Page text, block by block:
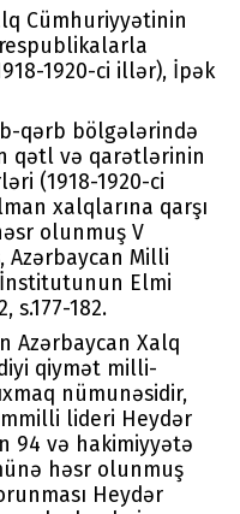
Cümhuriyyətinin
1920-ci illər), İpək
qərb bölgələrində
qətl və qarətlərinin
(1918-1920-ci
xalqlarına qarşı
olunmuş V
Azərbaycan Milli
İnstitutunun Elmi
s.177-182.
Azərbaycan Xalq
qiymət milli-
nümunəsidir,
lideri Heydər
94 və hakimiyyətə
həsr olunmuş
Heydər